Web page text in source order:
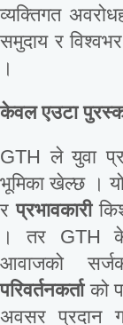
व्यक्तिगत
समुदाय र
।
केवल एउटा
GTH ले युवा
भूमिका खेल्छ ।
रप्रभावकारी
। तर GTH
आवाजको
परिवर्तनकर्ताको
अवसर प्रदान